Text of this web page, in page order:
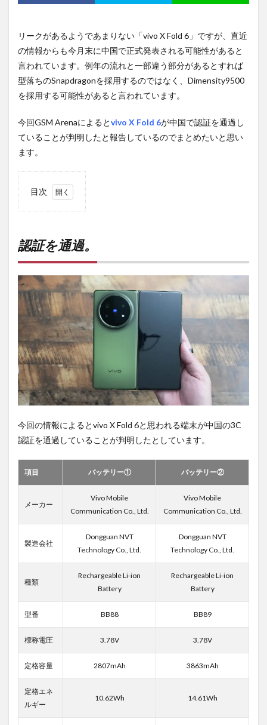
リークがあるようであまりない「vivo X Fold 6」ですが、直近
の情報からも今月末に中国で正式発表される可能性があると
言われています。例年の流れと一部違う部分があるとすれば
型落ちのSnapdragonを採用するのではなく、Dimensity9500
を採用する可能性があると言われています。
今回GSM Arenaによるとvivo X Fold 6が中国で認証を通過し
ていることが判明したと報告しているのでまとめたいと思い
ます。
目次
過。
購入
は待
ち時
間不
要の
ライ
ンシ
ョッ
プが
おす
す
認証を通過。
今回の情報によるとvivo X Fold 6と思われる端末が中国の3C
認証を通過していることが判明したとしています。
項目 バッテリー① バッテリー②
メーカー
Vivo Mobile
Communication Co., Ltd.
Vivo Mobile
Communication Co., Ltd.
製造会社
Dongguan NVT
Technology Co., Ltd.
Dongguan NVT
Technology Co., Ltd.
種類
Rechargeable Li-ion
Battery
Rechargeable Li-ion
Battery
型番 BB88 BB89
標称電圧 3.78V 3.78V
定格容量 2807mAh 3863mAh
定格エネ
ルギー
10.62Wh 14.61Wh